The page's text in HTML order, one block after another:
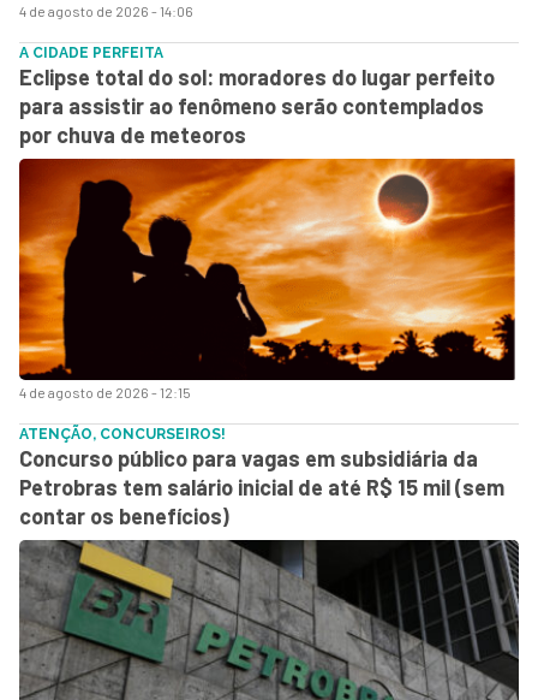
4 de agosto de 2026 - 14:06
4 de agosto de 2026 - 12:15
A CIDADE PERFEITA
Eclipse total do sol: moradores do lugar perfeito
para assistir ao fenômeno serão contemplados
por chuva de meteoros
ATENÇÃO, CONCURSEIROS!
Concurso público para vagas em subsidiária da
Petrobras tem salário inicial de até R$ 15 mil (sem
contar os benefícios)